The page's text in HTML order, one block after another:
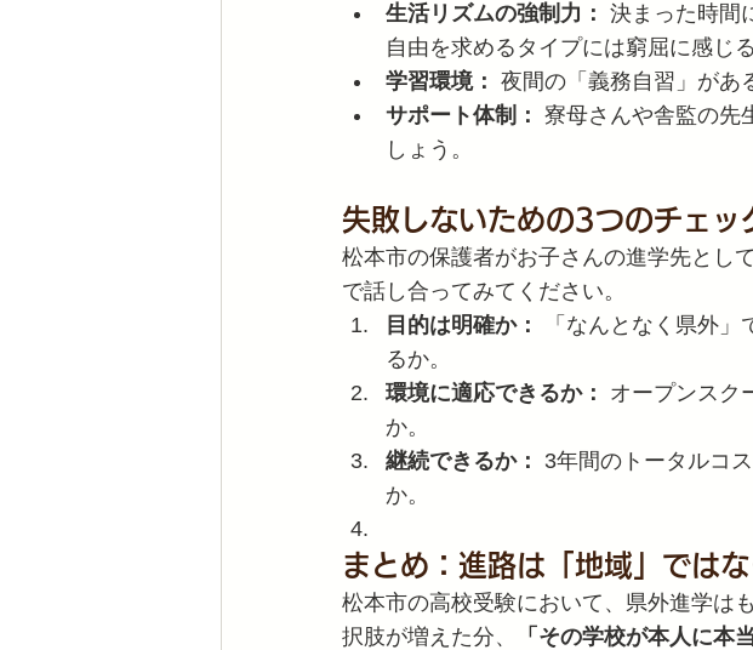
生活リズムの強制力： 決まった時間
自由を求めるタイプには窮屈に感じ
学習環境： 夜間の「義務自習」があ
サポート体制： 寮母さんや舎監の先
しょう。
失敗しないための3つのチェッ
松本市の保護者がお子さんの進学先とし
で話し合ってみてください。
目的は明確か：
「なんとなく県外
るか。
環境に適応できるか：
オープンスク
か。
継続できるか：
3年間のトータルコ
か。
まとめ：進路は「地域」では
松本市の高校受験において、県外進学は
択肢が増えた分、
「その学校が本人に本